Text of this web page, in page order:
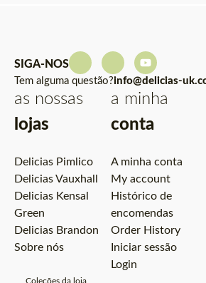
SIGA-NOS
Tem alguma questão?info@delicias-
as nossas
lojas
Delicias Pimlico
Delicias Vauxhall
Delicias Kensal
Green
Delicias Brandon
Sobre nós
Coleções da loja
a minha
conta
A minha conta
My account
Histórico de
encomendas
Order History
Iniciar sessão
Login